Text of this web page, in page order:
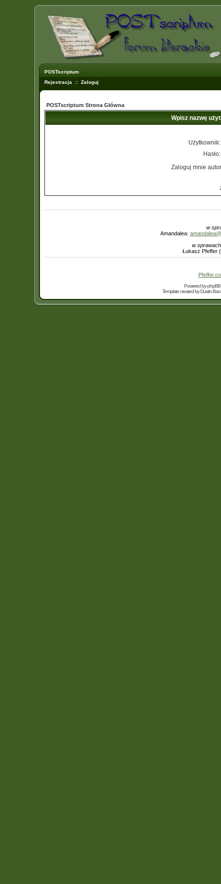
POSTscriptum
Rejestracja :: Zaloguj
POSTscriptum Strona Główna
Wpisz nazwę
Użytkownik:
Hasło:
Zaloguj mnie
w
Amandalea:
w
Łukasz Pfeffer
Powered byphpBB
Template created byDustin